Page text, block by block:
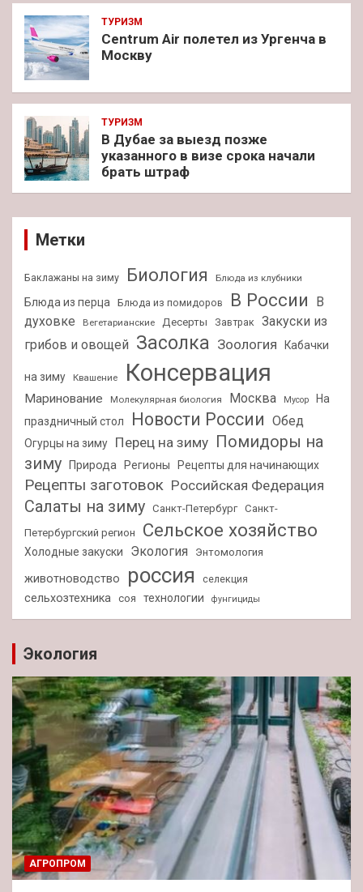
ТУРИЗМ
Centrum Air полетел из Ургенча в
Москву
ТУРИЗМ
В Дубае за выезд позже
указанного в визе срока начали
брать штраф
Метки
Баклажаны на зиму Биология Блюда из клубники
Блюда из перца Блюда из помидоров В России
В
духовке
Вегетарианские Десерты Завтрак Закуски из
грибов и овощей Засолка Зоология Кабачки
на зиму Квашение Консервация
Маринование Молекулярная биология Москва Мусор
На
праздничный стол
Новости России Обед
Огурцы на зиму Перец на зиму Помидоры на
зиму
Природа Регионы Рецепты для начинающих
Рецепты заготовок Российская Федерация
Салаты на зиму Санкт-Петербург Санкт-
Петербургский регион
Сельское хозяйство
Холодные закуски Экология Энтомология
животноводство россия селекция
сельхозтехника соя технологии фунгициды
Экология
АГРОПРОМ